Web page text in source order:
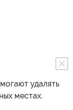
удалять
местах.